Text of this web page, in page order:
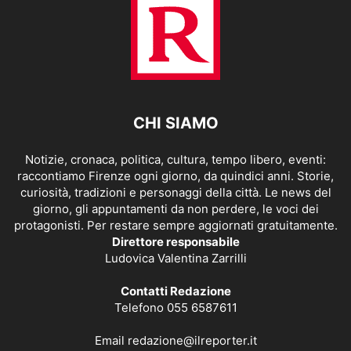
CHI SIAMO
Notizie, cronaca, politica, cultura, tempo libero, eventi:
raccontiamo Firenze ogni giorno, da quindici anni. Storie,
curiosità, tradizioni e personaggi della città. Le news del
giorno, gli appuntamenti da non perdere, le voci dei
protagonisti. Per restare sempre aggiornati gratuitamente.
Direttore responsabile
Ludovica Valentina Zarrilli
Contatti Redazione
Telefono 055 6587611
Email redazione@ilreporter.it